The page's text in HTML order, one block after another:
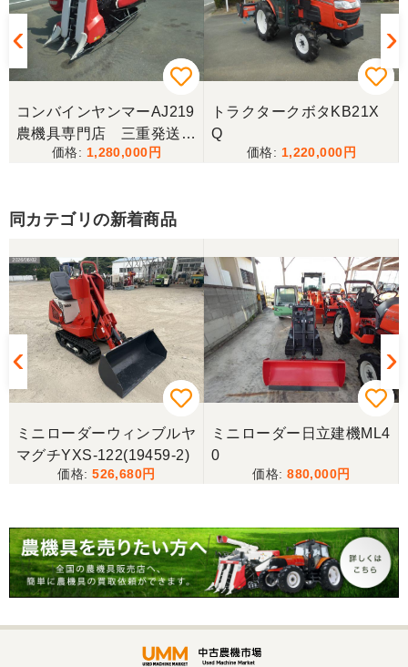
コンバインヤンマーAJ219
農機具専門店 三重発送整
備済み
1,280,000
トラクタークボタKB21X
Q
1,220,000
同カテゴリの新着商品
ミニローダーウィンブルヤ
マグチYXS-122(19459-2)
526,680
ミニローダー日立建機ML4
0
880,000